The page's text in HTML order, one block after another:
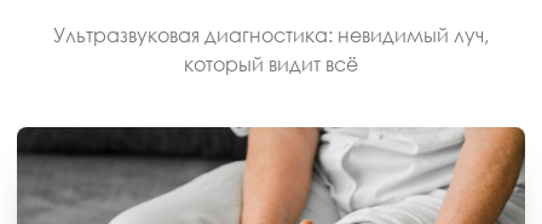
Ультразвуковая диагностика: невидимый луч,
который видит всё